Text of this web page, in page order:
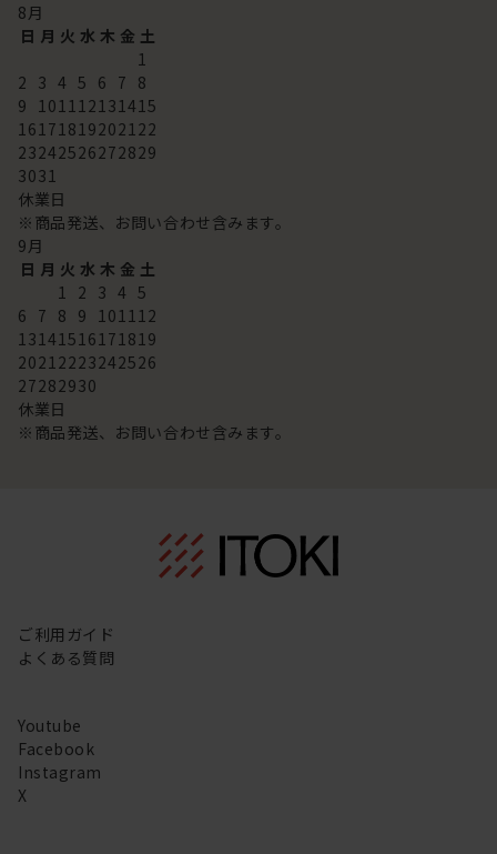
8月
日 月 火 水 木 金 土
1
2 3 4 5 6 7 8
9 101112131415
16171819202122
23242526272829
3031
休業日
※商品発送、お問い合わせ含みます。
9月
日 月 火 水 木 金 土
1 2 3 4 5
6 7 8 9 101112
13141516171819
20212223242526
27282930
休業日
※商品発送、お問い合わせ含みます。
ご利用ガイド
よくある質問
Youtube
Facebook
Instagram
X